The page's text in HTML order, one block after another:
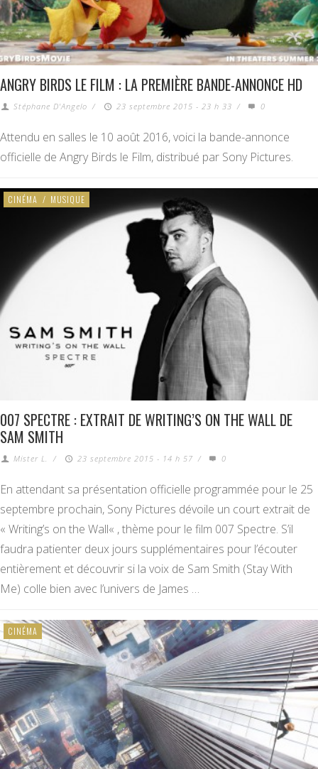
ANGRY BIRDS LE FILM : LA PREMIÈRE BANDE-ANNONCE HD
Stéphane D'Angelo / 23 septembre 2015 - 23 h 33 / 0
Attendu en salles le 10 août 2016, voici la bande-annonce
officielle de Angry Birds le Film, distribué par Sony Pictures.
CINÉMA / MUSIQUE
007 SPECTRE : EXTRAIT DE WRITING’S ON THE WALL DE
SAM SMITH
Mister L. / 23 septembre 2015 - 14 h 57 / 0
En attendant sa présentation officielle programmée pour le 25
septembre prochain, Sony Pictures dévoile un court extrait de
« Writing’s on the Wall« , thème pour le film 007 Spectre. S’il
faudra patienter deux jours supplémentaires pour l’écouter
entièrement et découvrir si la voix de Sam Smith (Stay With
Me) colle bien avec l’univers de James …
CINÉMA